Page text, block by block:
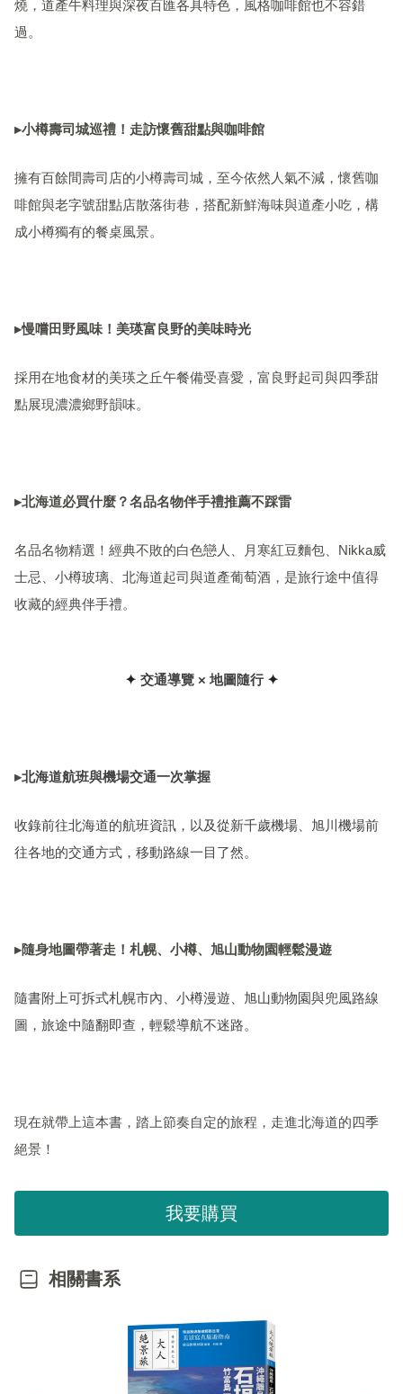
燒，道產牛料理與深夜百匯各具特色，風格咖啡館也不容錯
過。
▸小樽壽司城巡禮！走訪懷舊甜點與咖啡館
擁有百餘間壽司店的小樽壽司城，至今依然人氣不減，懷舊咖
啡館與老字號甜點店散落街巷，搭配新鮮海味與道產小吃，構
成小樽獨有的餐桌風景。
▸慢嚐田野風味！美瑛富良野的美味時光
採用在地食材的美瑛之丘午餐備受喜愛，富良野起司與四季甜
點展現濃濃鄉野韻味。
▸北海道必買什麼？名品名物伴手禮推薦不踩雷
名品名物精選！經典不敗的白色戀人、月寒紅豆麵包、Nikka威
士忌、小樽玻璃、北海道起司與道產葡萄酒，是旅行途中值得
收藏的經典伴手禮。
✦ 交通導覽 × 地圖隨行 ✦
▸北海道航班與機場交通一次掌握
收錄前往北海道的航班資訊，以及從新千歲機場、旭川機場前
往各地的交通方式，移動路線一目了然。
▸隨身地圖帶著走！札幌、小樽、旭山動物園輕鬆漫遊
隨書附上可拆式札幌市內、小樽漫遊、旭山動物園與兜風路線
圖，旅途中隨翻即查，輕鬆導航不迷路。
現在就帶上這本書，踏上節奏自定的旅程，走進北海道的四季
絕景！
我要購買
相關書系